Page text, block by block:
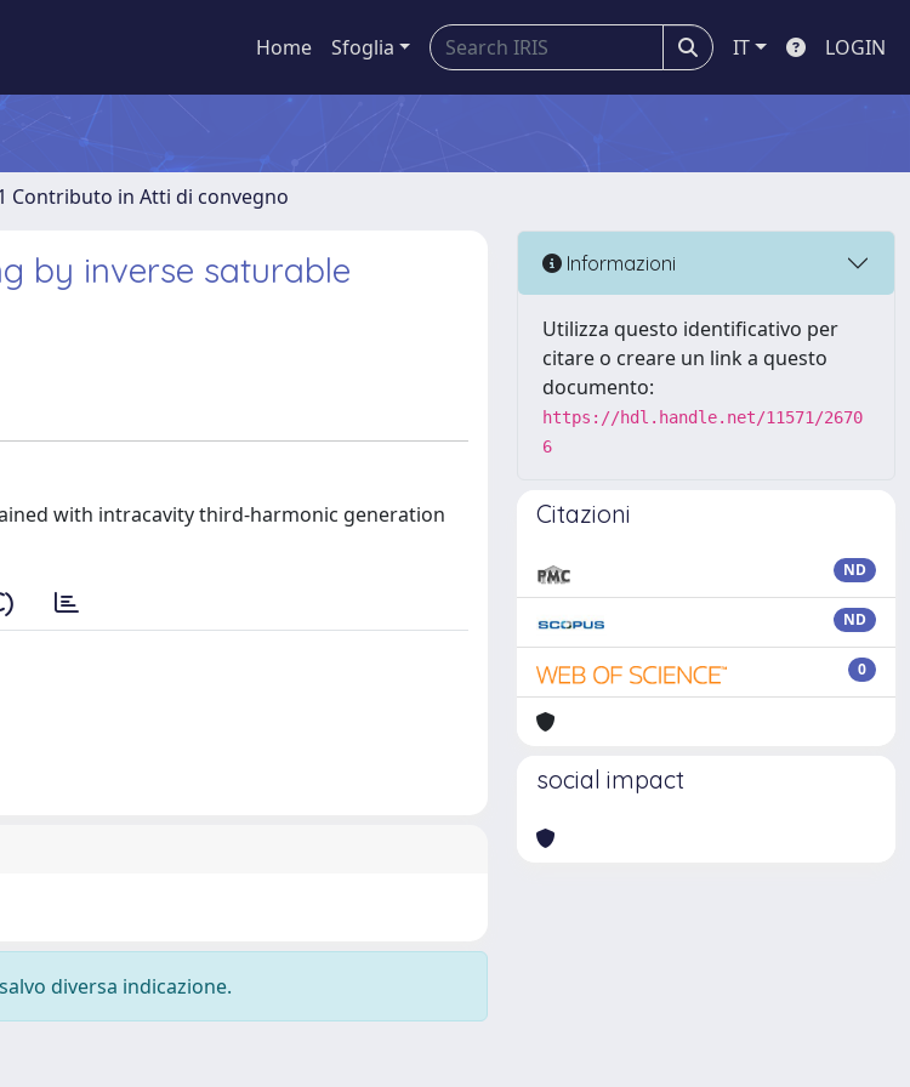
Home Sfoglia IT LOGIN
Contributo in Atti di convegno
by inverse saturable
with intracavity third-harmonic generation
diversa indicazione.
Informazioni
Utilizza questo identificativo per
citare o creare un link a questo
documento:
https://hdl.handle.net/11571/2670
6
Citazioni
ND
ND
0
social impact